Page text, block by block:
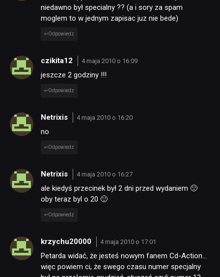
niedawno był specialny ?? (a i sory za spam
moglem to w jednym zapisac juz nie bede)
Odpowiedz
czikita12 4 maja 2010 o 16:09
jeszcze 2 godziny !!!
Odpowiedz
Netrixis 4 maja 2010 o 16:20
no
Odpowiedz
Netrixis 4 maja 2010 o 16:27
ale kiedyś przecinek był 2 dni przed wydaniem 🙁
oby teraz byl o 20 🙂
Odpowiedz
krzychu20000 4 maja 2010 o 17:01
Petarda widać, że jesteś nowym fanem Cd-Action…
więc powiem ci, że swego czasu numer specjalny